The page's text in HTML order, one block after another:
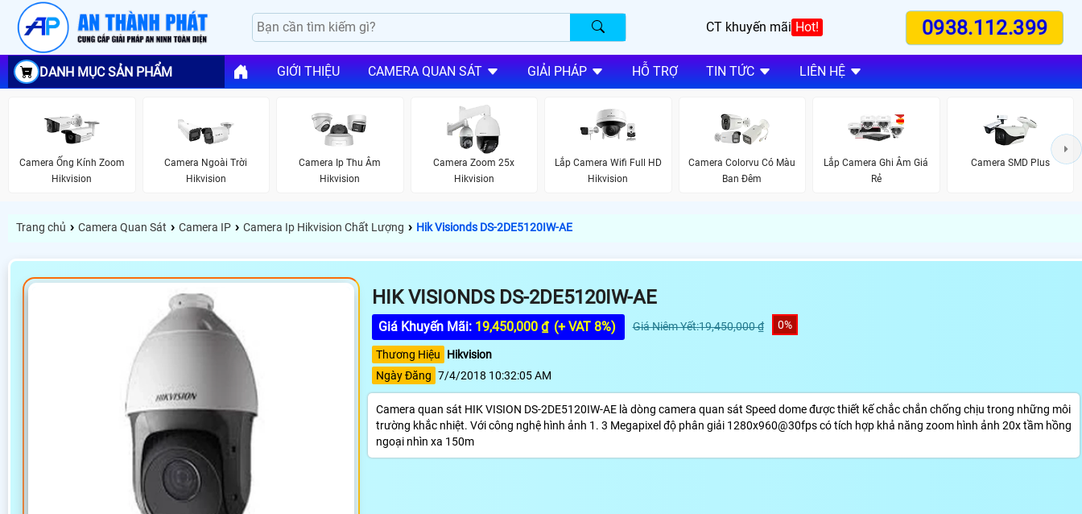
CT khuyến mãi Hot! 0938.112.399
DANH MỤC SẢN PHẨM GIỚI THIỆU CAMERA QUAN SÁT GIẢI PHÁP HỖ TRỢ TIN TỨC LIÊN HỆ
Camera Ống Kính Zoom
Hikvision
Camera Ngoài Trời
Hikvision
Camera Ip Thu Âm
Hikvision
Camera Zoom 25x
Hikvision
Lắp Camera Wifi Full HD
Hikvision
Camera Colorvu Có Màu
Ban Đêm
Lắp Camera Ghi Âm Giá
Rẻ
Camera SMD Plus
Trang chủ › Camera Quan Sát › Camera IP › Camera Ip Hikvision Chất Lượng › Hik Visionds DS-2DE5120IW-AE
HIK VISIONDS DS-2DE5120IW-AE
Giá Khuyến Mãi: 19,450,000 ₫ (+ VAT 8%) Giá Niêm Yết:19,450,000 ₫ 0%
Thương Hiệu
Hikvision
Ngày Đăng 7/4/2018 10:32:05 AM
Camera quan sát HIK VISION DS-2DE5120IW-AE là dòng camera quan sát Speed dome được thiết kế chắc chắn chống chịu trong những môi
trường khắc nhiệt. Với công nghệ hình ảnh 1. 3 Megapixel độ phân giải 1280x960@30fps có tích hợp khả năng zoom hình ảnh 20x tầm hồng
ngoại nhìn xa 150m